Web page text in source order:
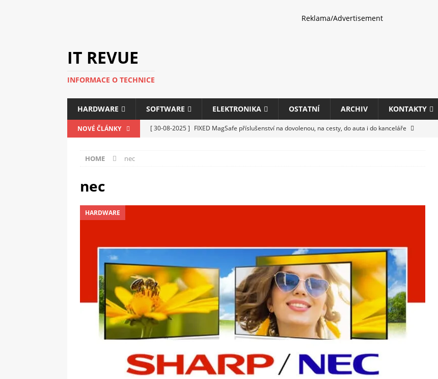
Reklama/Advertisement
IT REVUE
INFORMACE O TECHNICE
HARDWARE SOFTWARE ELEKTRONIKA OSTATNÍ ARCHIV KONTAKTY
NOVÉ ČLÁNKY [ 30-08-2025 ] FIXED MagSafe příslušenství na dovolenou, na cesty, do auta i do kanceláře
OSTATNÍ
[ 06-05-2025 ] Blockchain a růst krypto kasin: Co by měli vědět milovníci technologií
SOFTWARE
HOME nec
nec
HARDWARE